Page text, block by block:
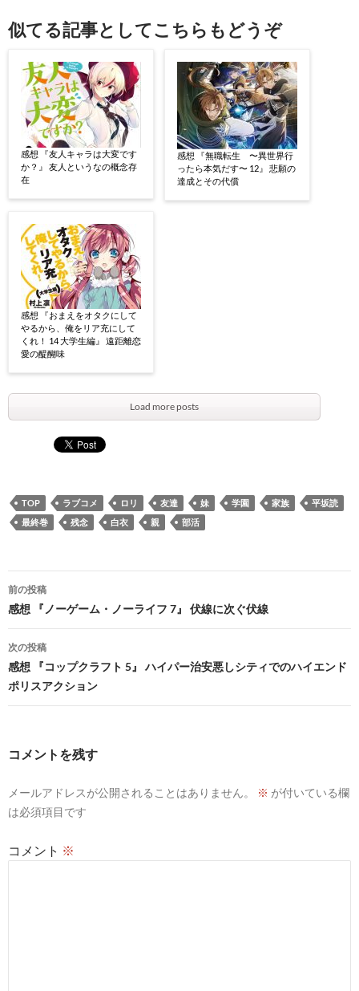
似てる記事としてこちらもどうぞ
感想 『友人キャラは大変です
か？』 友人というなの概念存
在
感想 『おまえをオタクにして
やるから、俺をリア充にして
くれ！ 14 大学生編』 遠距離恋
愛の醍醐味
感想 『無職転生 〜異世界行
ったら本気だす〜 12』 悲願の
達成とその代償
Load more posts
TOP ラブコメ ロリ 友達 妹 学園 家族
平坂読
最終巻
残念 白衣 親 部活
投
稿
ナ
ビ
ゲ
シ
ン
前の投稿
感想 『ノーゲーム・ノーライフ 7』 伏線に次ぐ伏線
次の投稿
感想 『コップクラフト 5』 ハイパー治安悪しシティでのハイエンド
ポリスアクション
コメントを残す
メールアドレスが公開されることはありません。 ※ が付いている欄
は必須項目です
コメント ※